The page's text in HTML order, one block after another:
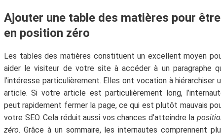
Ajouter une table des matières pour être
en position zéro
Les tables des matières constituent un excellent moyen
aider le visiteur de votre site à accéder à un paragraphe
l’intéresse particulièrement. Elles ont vocation à hiérarchiser
article. Si votre article est particulièrement long,
peut rapidement fermer la page, ce qui est plutôt mauvais
votre SEO. Cela réduit aussi vos chances d’atteindre la
zéro. Grâce à un sommaire, les internautes comprennent